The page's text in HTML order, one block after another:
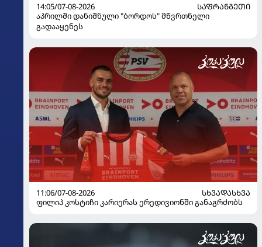
14:05/07-08-2026
ᲡᲐᲤᲠᲐᲜᲒᲔᲗᲘ
აპრილში დანიშნული "ბორდოს" მწვრთნელი
გადააყენეს
11:06/07-08-2026
ᲡᲮᲕᲐᲓᲐᲡᲮᲕᲐ
ფილიპ კოსტიჩი კარიერას ერედივიონში განაგრძობს